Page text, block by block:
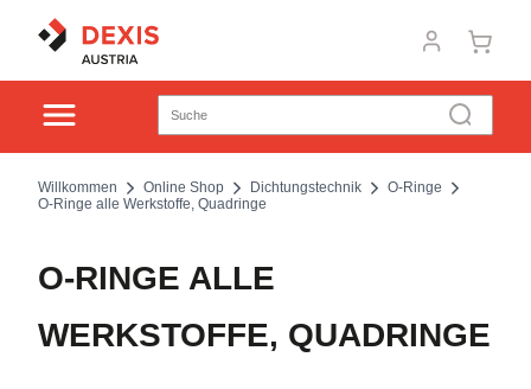
Willkommen Online Shop Dichtungstechnik
O-Ringe
O-Ringe alle Werkstoffe, Quadringe
O-RINGE ALLE
WERKSTOFFE, QUADRINGE